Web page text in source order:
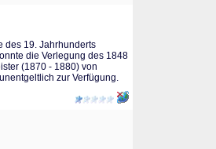
des 19. Jahrhunderts
die Verlegung des 1848
(1870 - 1880) von
zur Verfügung.